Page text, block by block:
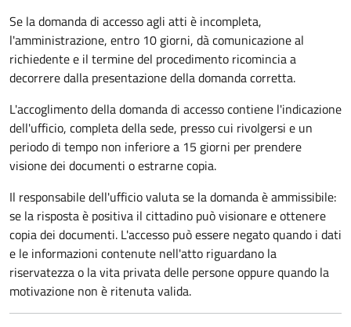
Se la domanda di accesso agli atti è incompleta,
l'amministrazione, entro 10 giorni, dà comunicazione al
richiedente e il termine del procedimento ricomincia a
decorrere dalla presentazione della domanda corretta.
L'accoglimento della domanda di accesso contiene l'indicazione
dell'ufficio, completa della sede, presso cui rivolgersi e un
periodo di tempo non inferiore a 15 giorni per prendere
visione dei documenti o estrarne copia.
Il responsabile dell'ufficio valuta se la domanda è ammissibile:
se la risposta è positiva il cittadino può visionare e ottenere
copia dei documenti. L'accesso può essere negato quando i dati
e le informazioni contenute nell'atto riguardano la
riservatezza o la vita privata delle persone oppure quando la
motivazione non è ritenuta valida.